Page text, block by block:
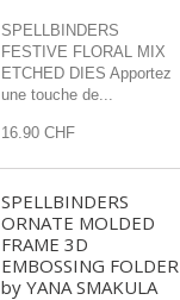
SPELLBINDERS
FESTIVE FLORAL MIX
ETCHED DIES Apportez
une touche de...
16.90 CHF
SPELLBINDERS
ORNATE MOLDED
FRAME 3D
EMBOSSING FOLDER
by YANA SMAKULA